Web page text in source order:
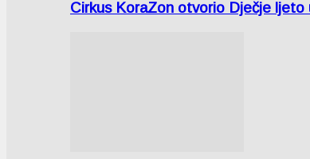
Cirkus KoraZon otvorio Dječje